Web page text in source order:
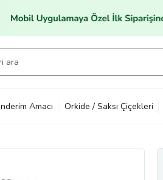
Amacı Orkide / Saksı Çiçekleri